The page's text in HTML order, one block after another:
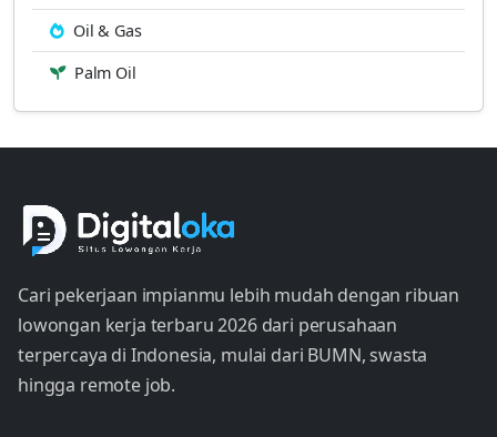
Oil & Gas
Palm Oil
Cari pekerjaan impianmu lebih mudah dengan ribuan
lowongan kerja terbaru 2026 dari perusahaan
terpercaya di Indonesia, mulai dari BUMN, swasta
hingga remote job.